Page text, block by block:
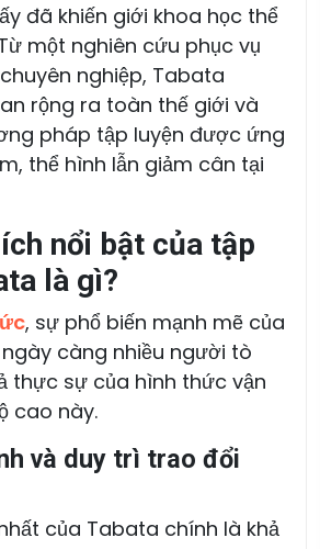
đã khiến giới khoa học thể
một nghiên cứu phục vụ
nghiệp, Tabata
rộng ra toàn thế giới và
pháp tập luyện được ứng
thể hình lẫn giảm cân tại
nổi bật của tập
là gì?
, sự phổ biến mạnh mẽ của
càng nhiều người tò
thực sự của hình thức vận
cao này.
và duy trì trao đổi
của Tabata chính là khả